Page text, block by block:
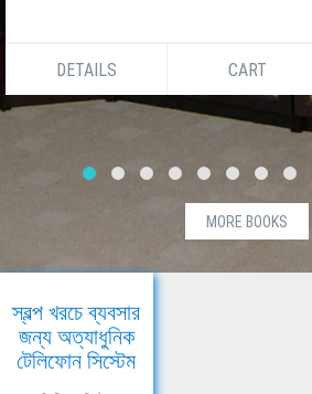
DETAILS CART
MORE BOOKS
স্বল্প খরচে ব্যবসার
জন্য অত্যাধুনিক
টেলিফোন সিস্টেম